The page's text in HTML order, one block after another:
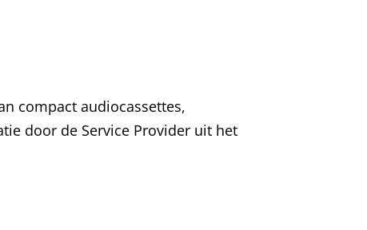
compact audiocassettes,
door de Service Provider uit het